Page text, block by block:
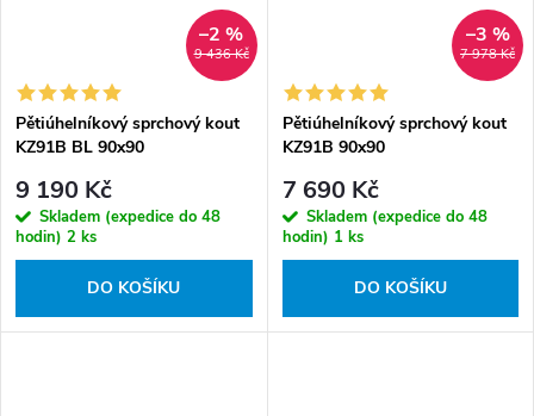
9 436 Kč
–2 %
Pětiúhelníkový sprchový kout
KZ91B BL 90x90
vaničky
9 190 Kč
Skladem (expedice do 48
hodin) 2 ks
DO KOŠÍKU
7 978 Kč
–3 %
Pětiúhelníkový sprchový kout
KZ91B 90x90
vaničky
7 690 Kč
Skladem (expedice do 48
hodin) 1 ks
DO KOŠÍKU